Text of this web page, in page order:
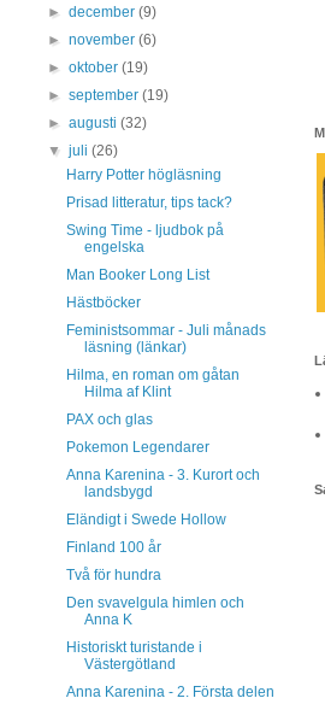
►december(9)
►november(6)
►oktober(19)
►september(19)
►augusti(32)
▼juli(26)
Harry Potter högläsning
Prisad litteratur, tips tack?
Swing Time - ljudbok på
engelska
Man Booker Long List
Hästböcker
Feministsommar - Juli månads
läsning (länkar)
Hilma, en roman om gåtan
Hilma af Klint
PAX och glas
Pokemon Legendarer
Anna Karenina - 3. Kurort och
landsbygd
Eländigt i Swede Hollow
Finland 100 år
Två för hundra
Den svavelgula himlen och
Anna K
Historiskt turistande i
Västergötland
Anna Karenina - 2. Första delen